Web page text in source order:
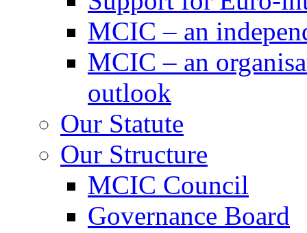
MCIC – an
MCIC – an
outlook
Our Statute
Our Structure
MCIC Council
Governance Board